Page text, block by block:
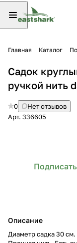
Главная Каталог
Садок
ручкой нить
0
Нет отзывов
Арт. 336605
Описание
Диаметр садка 30